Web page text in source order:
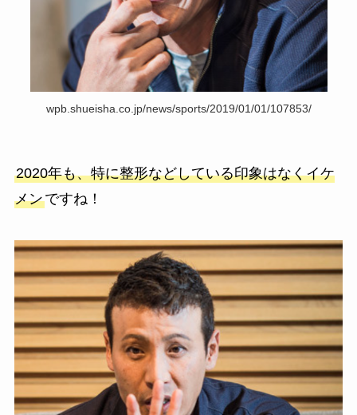
wpb.shueisha.co.jp/news/sports/2019/01/01/107853/
2020年も、特に整形などしている印象はなくイケ
メンですね！